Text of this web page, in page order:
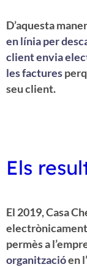
D’aquesta
en línia per
client envia
les factures
seu client.
Els
El 2019, Casa
permès a
organitzacióen